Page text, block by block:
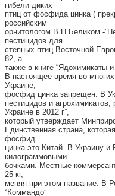
гибели диких
птиц от фосфида цинка (
российским
орнитологом В.П Беликом -
пестицидов для
степных птиц Восточной
82, а
также в книге “Ядохимикаты
В настоящее время во
Украине,
фосфид цинка запрещен. В
пестицидов и
Украине в 2012 г”,
который утверждает
Единственная страна,
фосфид
цинка-это Китай. В Украину
килограммовыми
бочками. Местные
25 кг,
меняя при этом название. В
“Коммандо”